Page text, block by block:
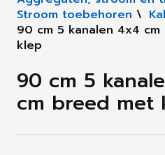
Stroom toebehoren \
90 cm 5 kanalen 4x4
klep
90 cm 5
cm breed met